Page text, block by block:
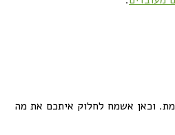
וכאן אשמח לחלוק איתכם את מה